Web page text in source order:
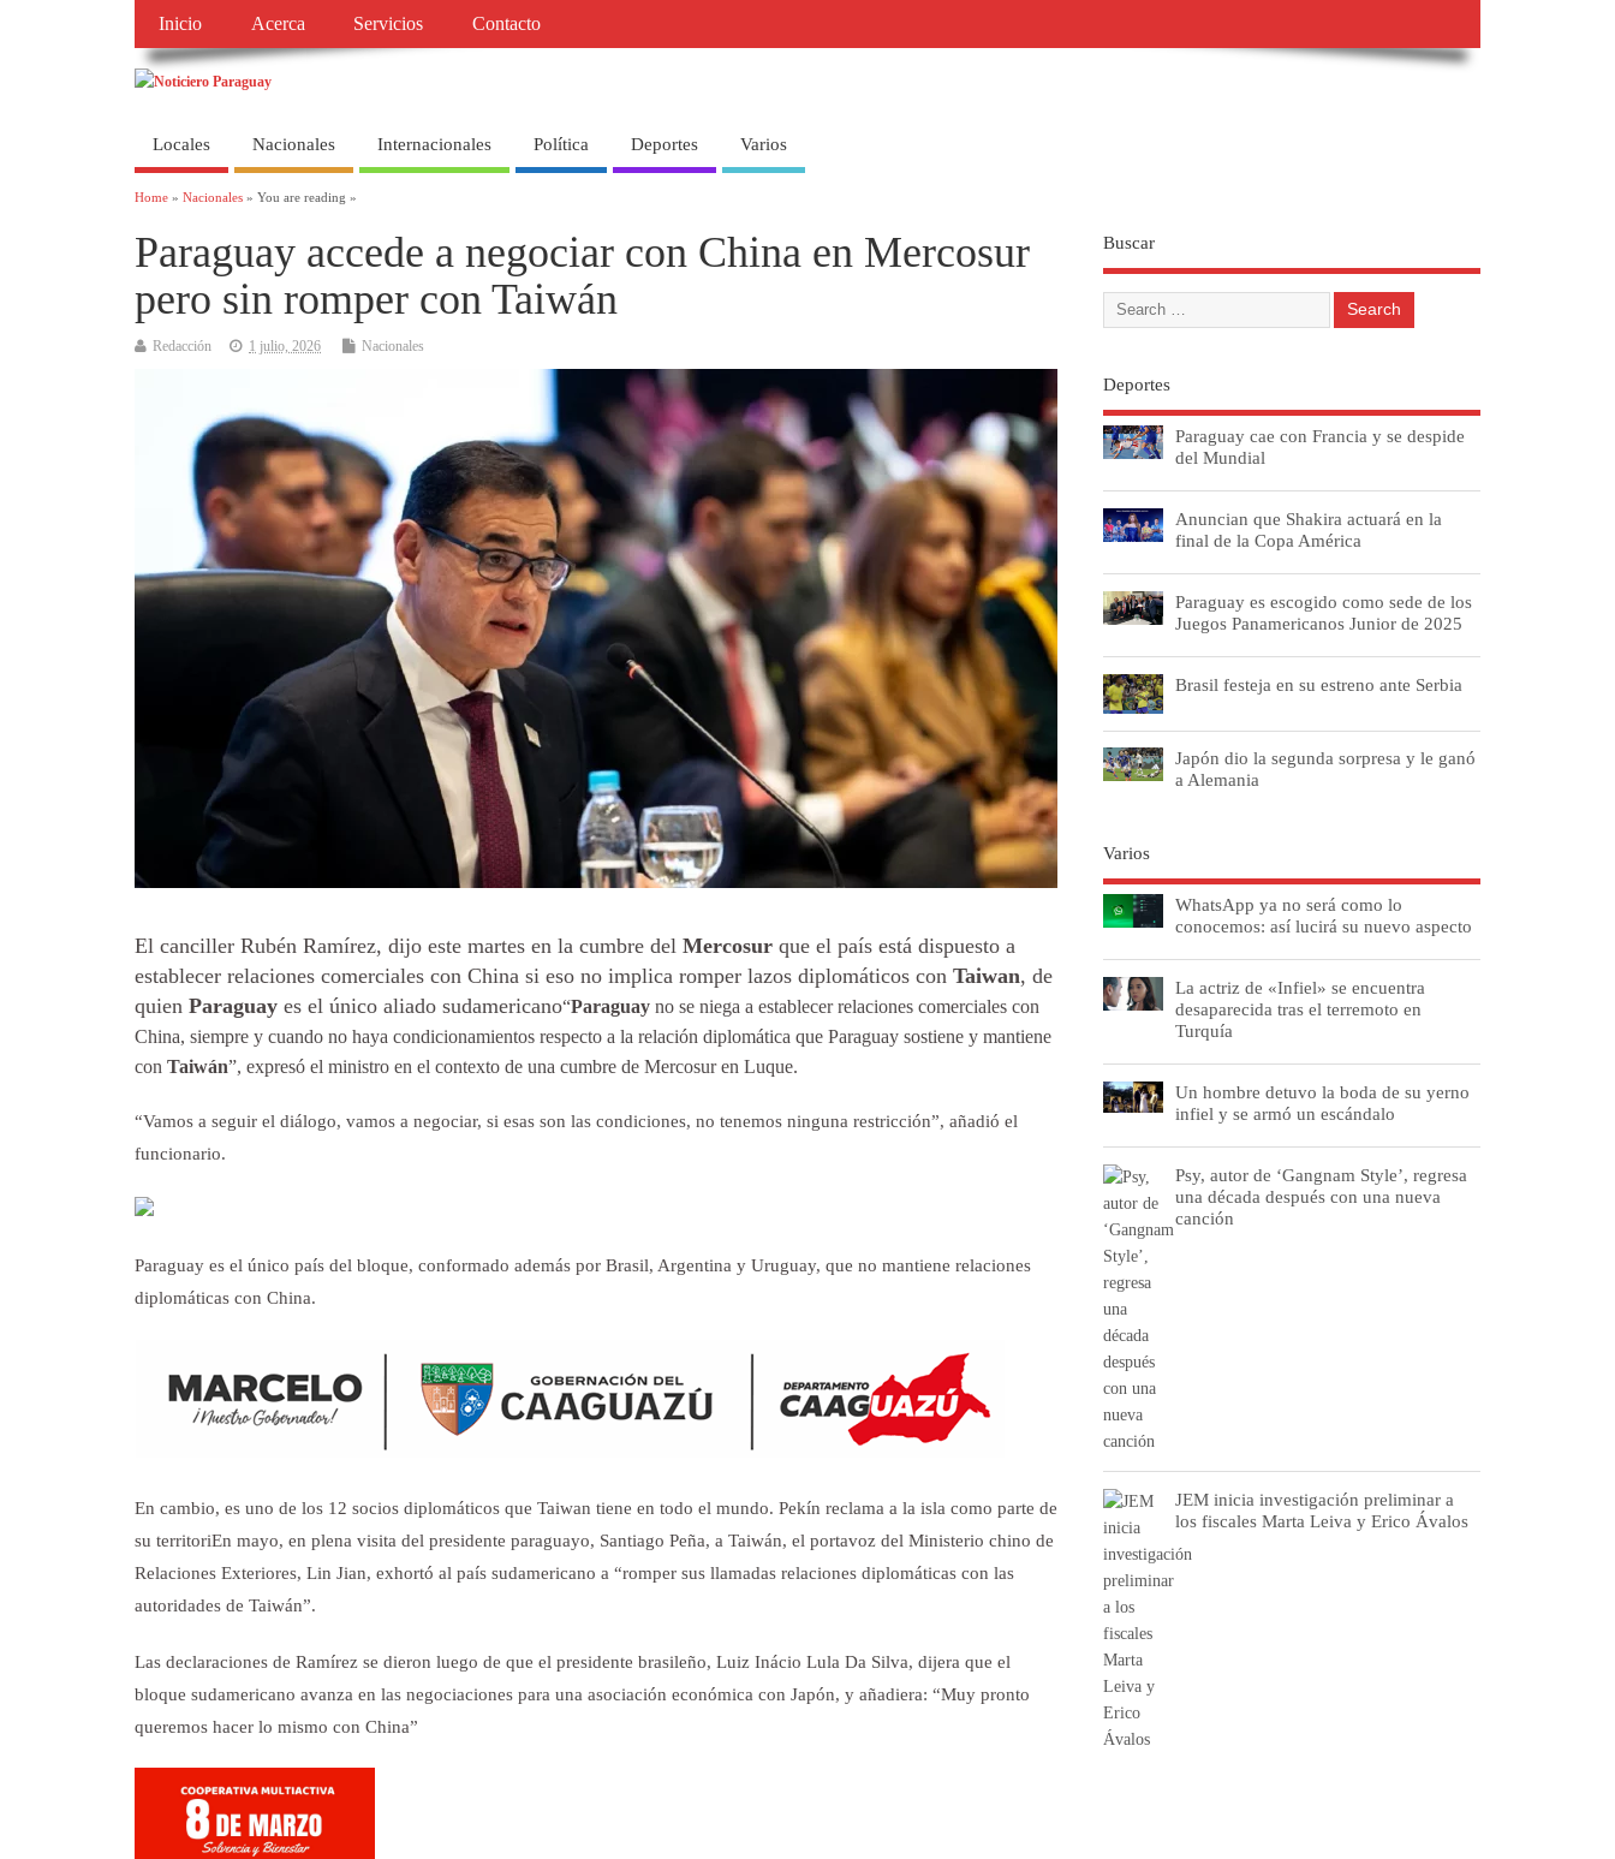
Inicio Acerca Servicios Contacto
Locales Nacionales Internacionales Política Deportes Varios
Home » Nacionales » You are reading »
Paraguay accede a negociar con China en Mercosur
pero sin romper con Taiwán
Redacción 1 julio, 2026 Nacionales
El canciller Rubén Ramírez, dijo este martes en la cumbre del Mercosur que el país está dispuesto a
establecer relaciones comerciales con China si eso no implica romper lazos diplomáticos con Taiwan, de
quien Paraguay es el único aliado sudamericano“Paraguay no se niega a establecer relaciones comerciales con
China, siempre y cuando no haya condicionamientos respecto a la relación diplomática que Paraguay sostiene y mantiene
con Taiwán”, expresó el ministro en el contexto de una cumbre de Mercosur en Luque.
“Vamos a seguir el diálogo, vamos a negociar, si esas son las condiciones, no tenemos ninguna restricción”, añadió el
funcionario.
Paraguay es el único país del bloque, conformado además por Brasil, Argentina y Uruguay, que no mantiene relaciones
diplomáticas con China.
En cambio, es uno de los 12 socios diplomáticos que Taiwan tiene en todo el mundo. Pekín reclama a la isla como parte de
su territoriEn mayo, en plena visita del presidente paraguayo, Santiago Peña, a Taiwán, el portavoz del Ministerio chino de
Relaciones Exteriores, Lin Jian, exhortó al país sudamericano a “romper sus llamadas relaciones diplomáticas con las
autoridades de Taiwán”.
Las declaraciones de Ramírez se dieron luego de que el presidente brasileño, Luiz Inácio Lula Da Silva, dijera que el
bloque sudamericano avanza en las negociaciones para una asociación económica con Japón, y añadiera: “Muy pronto
queremos hacer lo mismo con China”
Buscar
Deportes
Paraguay cae con Francia y se despide
del Mundial
Anuncian que Shakira actuará en la
final de la Copa América
Paraguay es escogido como sede de los
Juegos Panamericanos Junior de 2025
Brasil festeja en su estreno ante Serbia
Japón dio la segunda sorpresa y le ganó
a Alemania
Varios
WhatsApp ya no será como lo
conocemos: así lucirá su nuevo aspecto
La actriz de «Infiel» se encuentra
desaparecida tras el terremoto en
Turquía
Un hombre detuvo la boda de su yerno
infiel y se armó un escándalo
Psy, autor de ‘Gangnam Style’, regresa
una década después con una nueva
canción
JEM inicia investigación preliminar a
los fiscales Marta Leiva y Erico Ávalos